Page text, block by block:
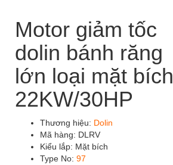
Motor giảm tốc
dolin bánh răng
lớn loại mặt bích
22KW/30HP
Thương hiệu: Dolin
Mã hàng: DLRV
Kiểu lắp: Mặt bích
Type No: 97